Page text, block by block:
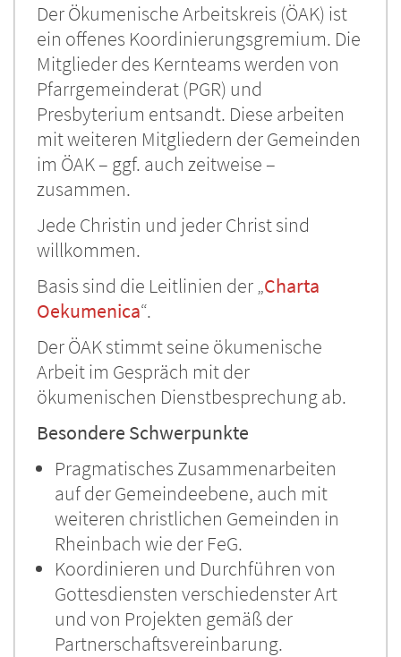
Der Ökumenische Arbeitskreis (ÖAK) ist
ein offenes Koordinierungsgremium. Die
Mitglieder des Kernteams werden von
Pfarrgemeinderat (PGR) und
Presbyterium entsandt. Diese arbeiten
mit weiteren Mitgliedern der Gemeinden
im ÖAK – ggf. auch zeitweise –
zusammen.
Jede Christin und jeder Christ sind
willkommen.
Basis sind die Leitlinien der „Charta
Oekumenica“.
Der ÖAK stimmt seine ökumenische
Arbeit im Gespräch mit der
ökumenischen Dienstbesprechung ab.
Besondere Schwerpunkte
Pragmatisches Zusammenarbeiten
auf der Gemeindeebene, auch mit
weiteren christlichen Gemeinden in
Rheinbach wie der FeG.
Koordinieren und Durchführen von
Gottesdiensten verschiedenster Art
und von Projekten gemäß der
Partnerschaftsvereinbarung.